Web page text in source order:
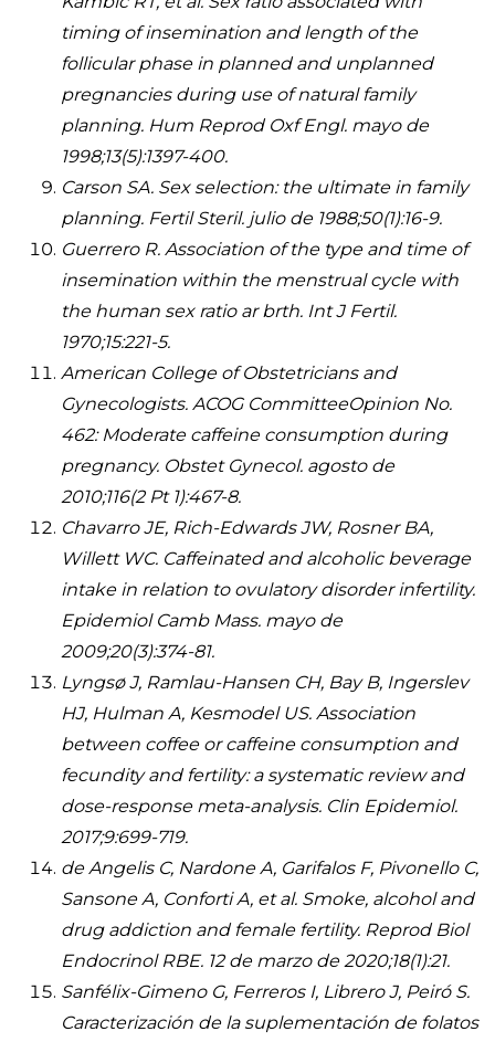
timing of insemination and length of the
follicular phase in planned and unplanned
pregnancies during use of natural family
planning. Hum Reprod Oxf Engl. mayo de
1998;13(5):1397-400.
Carson SA. Sex selection: the ultimate in family
planning. Fertil Steril. julio de 1988;50(1):16-9.
Guerrero R. Association of the type and time of
insemination within the menstrual cycle with
the human sex ratio ar brth. Int J Fertil.
1970;15:221-5.
American College of Obstetricians and
Gynecologists. ACOG CommitteeOpinion No.
462: Moderate caffeine consumption during
pregnancy. Obstet Gynecol. agosto de
2010;116(2 Pt 1):467-8.
Chavarro JE, Rich-Edwards JW, Rosner BA,
Willett WC. Caffeinated and alcoholic beverage
intake in relation to ovulatory disorder infertility.
Epidemiol Camb Mass. mayo de
2009;20(3):374-81.
Lyngsø J, Ramlau-Hansen CH, Bay B, Ingerslev
HJ, Hulman A, Kesmodel US. Association
between coffee or caffeine consumption and
fecundity and fertility: a systematic review and
dose-response meta-analysis. Clin Epidemiol.
2017;9:699-719.
de Angelis C, Nardone A, Garifalos F, Pivonello C,
Sansone A, Conforti A, et al. Smoke, alcohol and
drug addiction and female fertility. Reprod Biol
Endocrinol RBE. 12 de marzo de 2020;18(1):21.
Sanfélix-Gimeno G, Ferreros I, Librero J, Peiró S.
Caracterización de la suplementación de folatos